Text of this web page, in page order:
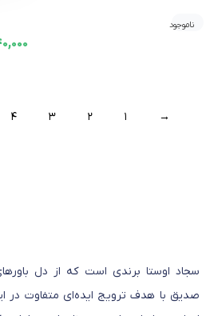
ناموجود
→
1
2
3
4
سجاد اوستا برندی است که از دل
صدیق با هدف ترویج ایده‌ای متفاوت در